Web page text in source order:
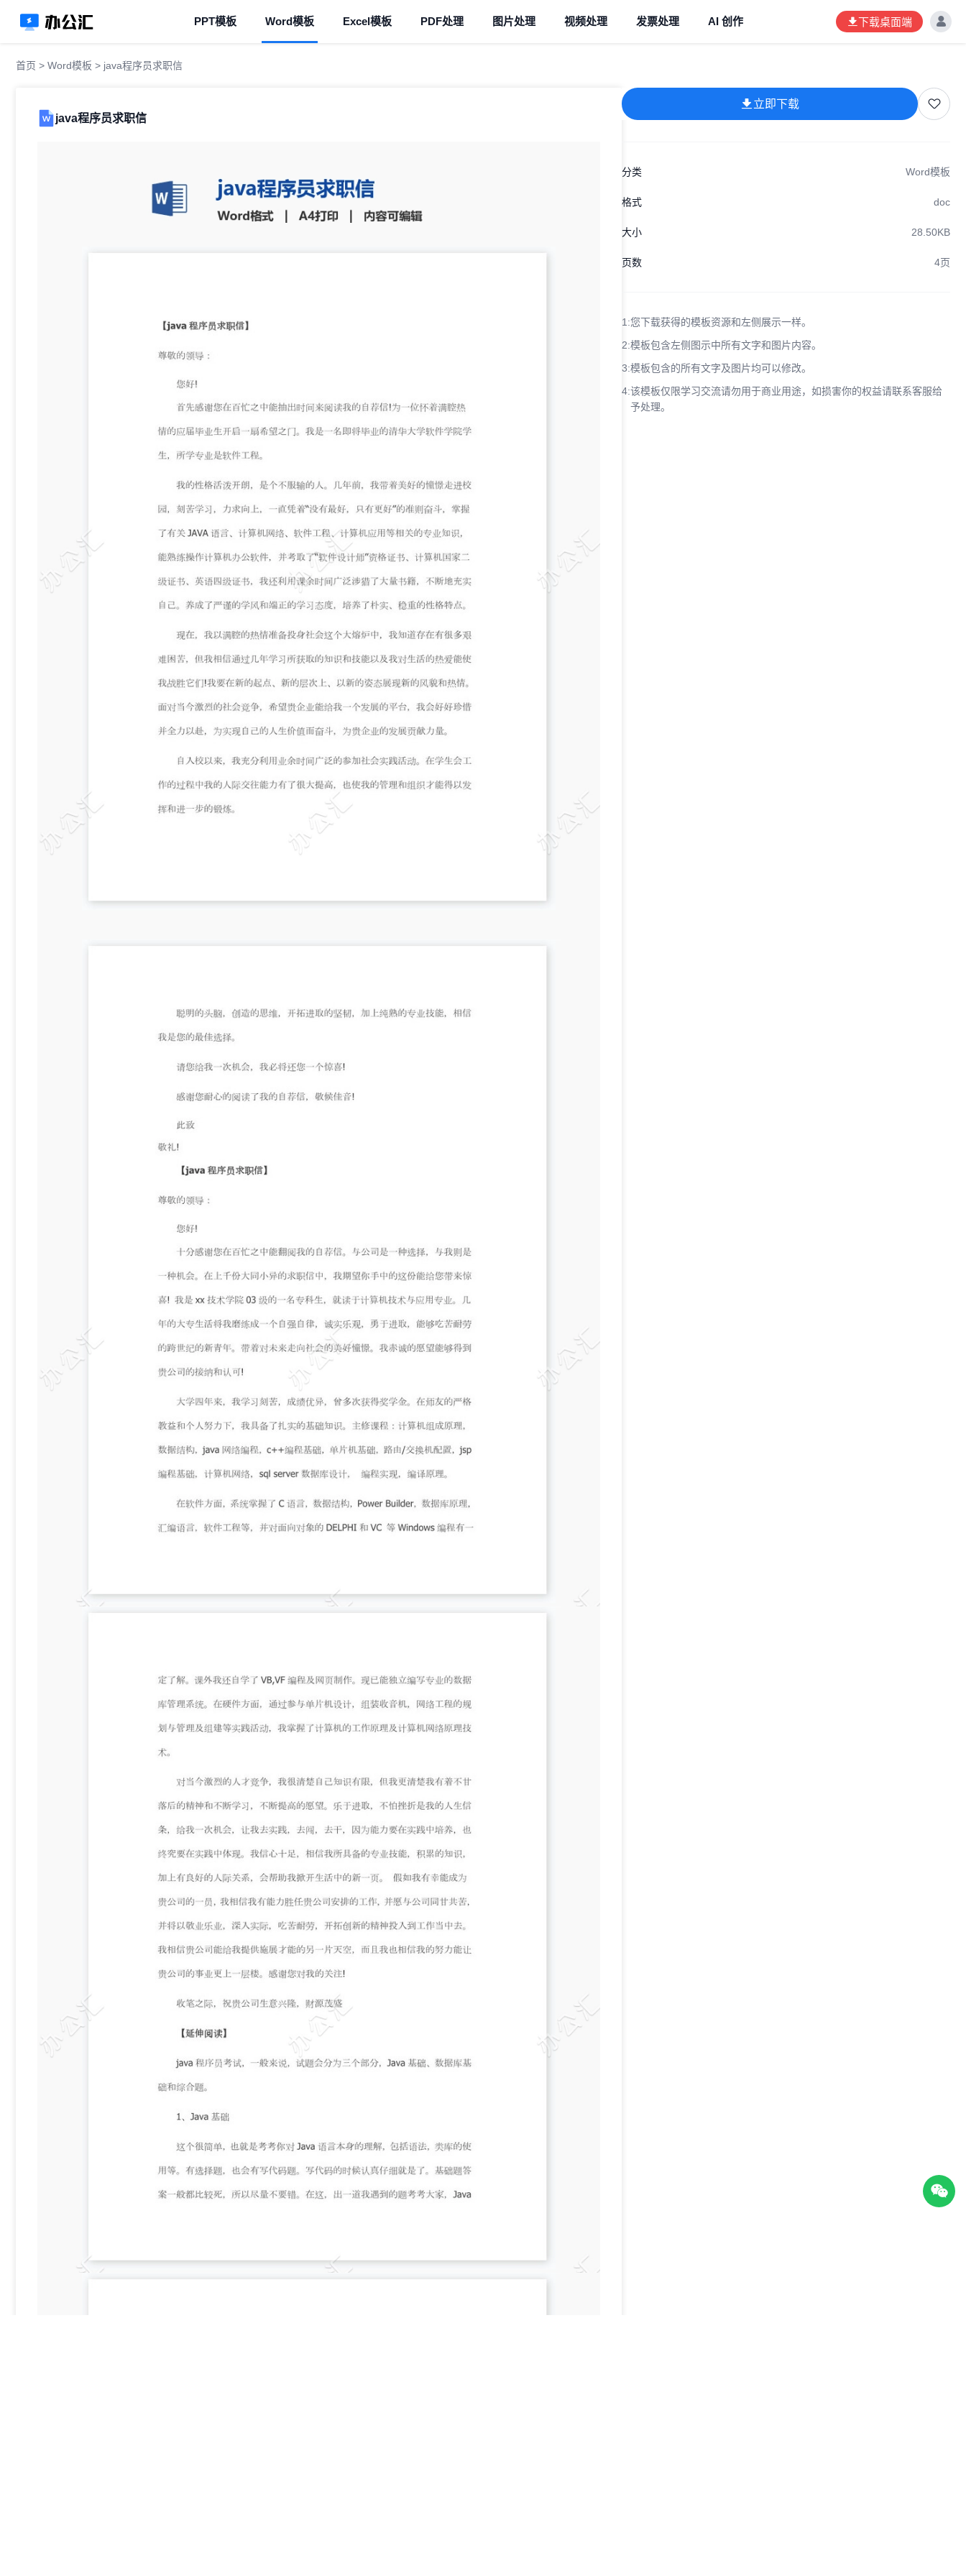
PPT模板 Word模板 Excel模板 PDF处理 图片处理 视频处理 发票处理 AI 创作 下载桌面端
首页 > Word模板 > java程序员求职信
java程序员求职信
立即下载
分类 Word模板
格式 doc
大小 28.50KB
页数 4页
1:您下载获得的模板资源和左侧展示一样。
2:模板包含左侧图示中所有文字和图片内容。
3:模板包含的所有文字及图片均可以修改。
4:该模板仅限学习交流请勿用于商业用途，如损害你的权益请联系客服给
予处理。